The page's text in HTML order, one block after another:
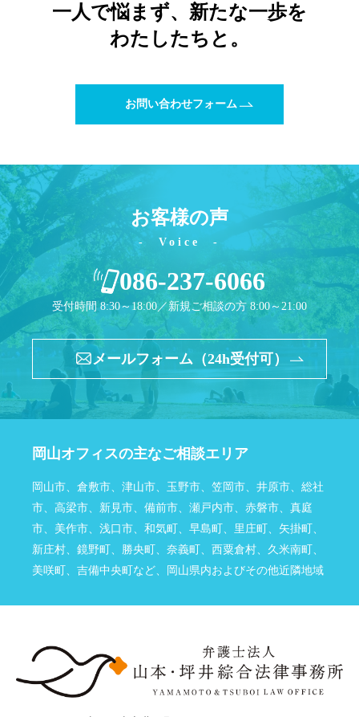
カウンセリング
相談料無料の理由
リモート相談
面会交流サポート制度
サマークラーク・ウィンタークラーク募集
お知らせ
弁護士ブログ
資料ダウンロード
一人で悩まず、新たな一歩を
わたしたちと。
お問い合わせフォーム
お客様の声
Voice
086-237-6066
受付時間 8:30～18:00／新規ご相談の方 8:00～21:00
メールフォーム（24h受付可）
岡山オフィスの主なご相談エリア
岡山市、倉敷市、津山市、玉野市、笠岡市、井原市、総社
市、高梁市、新見市、備前市、瀬戸内市、赤磐市、真庭
市、美作市、浅口市、和気町、早島町、里庄町、矢掛町、
新庄村、鏡野町、勝央町、奈義町、西粟倉村、久米南町、
美咲町、吉備中央町など、岡山県内およびその他近隣地域